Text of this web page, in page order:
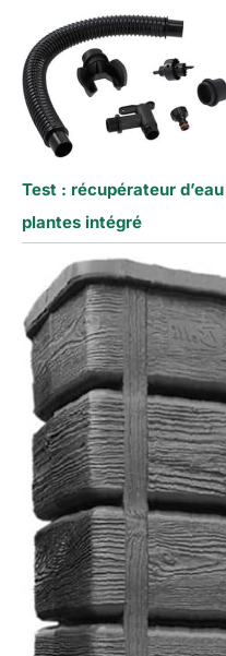
Test : récupérateur
plantes intégré